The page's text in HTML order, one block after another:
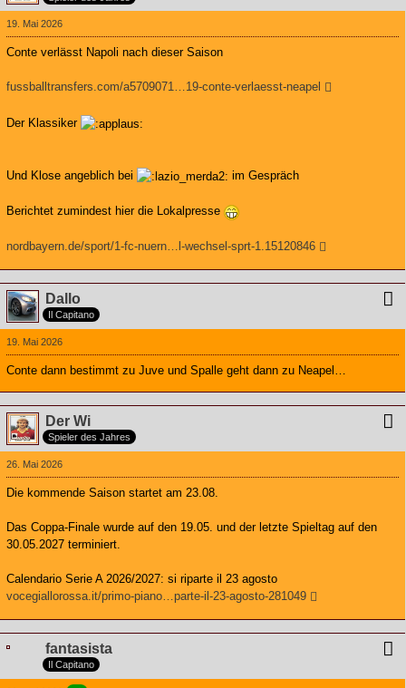
19. Mai 2026
Conte verlässt Napoli nach dieser Saison
fussballtransfers.com/a5709071…19-conte-verlaesst-neapel
Der Klassiker
Und Klose angeblich bei im Gespräch
Berichtet zumindest hier die Lokalpresse
nordbayern.de/sport/1-fc-nuern…l-wechsel-sprt-1.15120846
Dallo
Il Capitano
19. Mai 2026
Conte dann bestimmt zu Juve und Spalle geht dann zu Neapel…
Der Wi
Spieler des Jahres
26. Mai 2026
Die kommende Saison startet am 23.08.
Das Coppa-Finale wurde auf den 19.05. und der letzte Spieltag auf den
30.05.2027 terminiert.
Calendario Serie A 2026/2027: si riparte il 23 agosto
vocegiallorossa.it/primo-piano…parte-il-23-agosto-281049
fantasista
Il Capitano